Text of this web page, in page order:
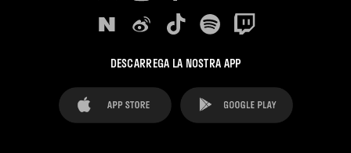
DESCARREGA LA NOSTRA APP